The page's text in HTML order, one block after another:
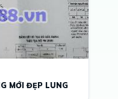
MỚI ĐẸP LUNG